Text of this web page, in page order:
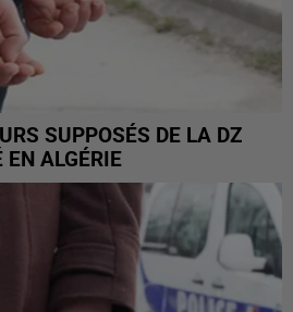
SUPPOSÉS DE LA DZ
ALGÉRIE